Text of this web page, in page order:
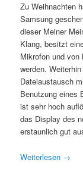
Zu Weihnachten
Samsung
dieser Meiner
Klang, besitzt
Mikrofon und
werden.
Dateiaustausch
Benutzung eines
ist sehr hoch
das Display des
erstaunlich gut
Weiterlesen →